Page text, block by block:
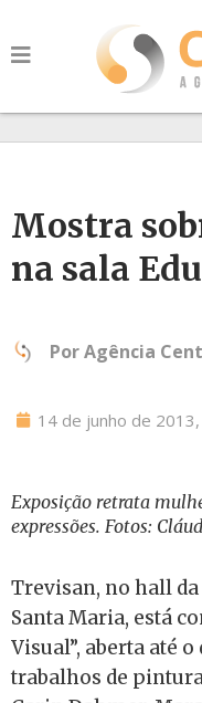
Mostra
na sala
PorAgência
14 de junho de
Exposição retrata
expressões. Fotos:
Trevisan, no hall da
Santa Maria, está
Visual”, aberta até
trabalhos de